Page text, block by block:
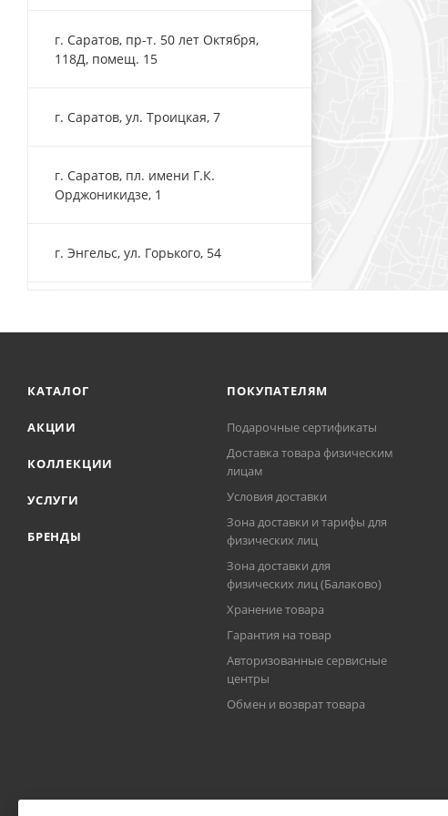
г. Саратов, пр-т. 50 лет Октября,
118Д, помещ. 15
г. Саратов, ул. Троицкая, 7
г. Саратов, пл. имени Г.К.
Орджоникидзе, 1
г. Энгельс, ул. Горького, 54
КАТАЛОГ
АКЦИИ
КОЛЛЕКЦИИ
УСЛУГИ
БРЕНДЫ
ПОКУПАТЕЛЯМ
Подарочные сертификаты
Доставка товара физическим
лицам
Условия доставки
Зона доставки и тарифы для
физических лиц
Зона доставки для
физических лиц (Балаково)
Хранение товара
Гарантия на товар
Авторизованные сервисные
центры
Обмен и возврат товара